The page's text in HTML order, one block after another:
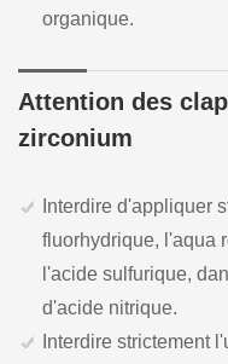
organique.
Attention des
zirconium
Interdire d'appliquer
fluorhydrique, l'aqua
l'acide sulfurique,
d'acide nitrique.
Interdire strictement